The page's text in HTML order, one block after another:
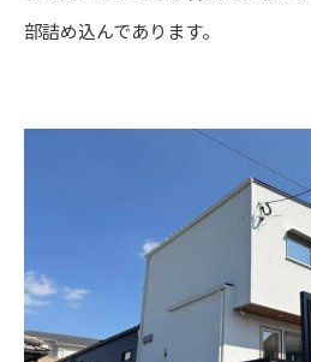
部詰め込んであります。